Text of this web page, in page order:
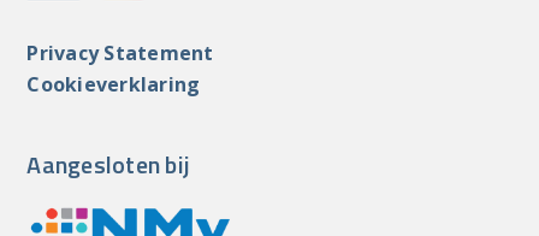
Privacy Statement
Cookieverklaring
Aangesloten bij